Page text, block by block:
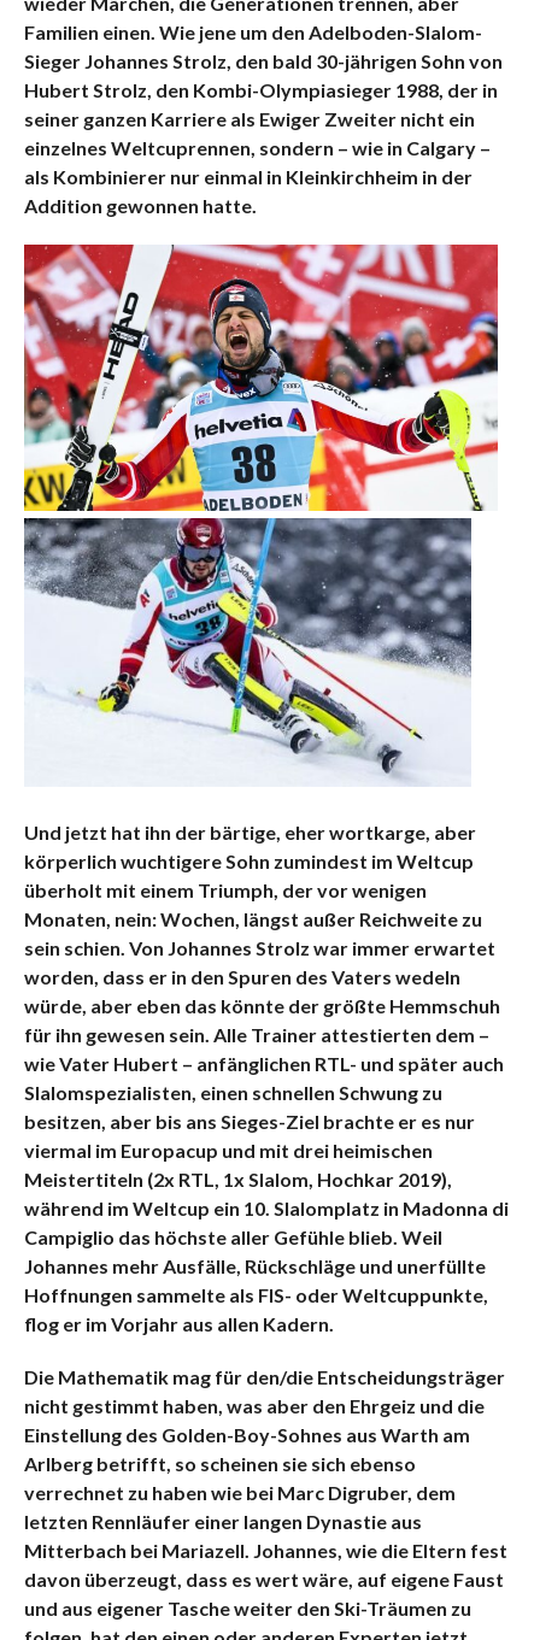
Familien einen. Wie jene um den Adelboden-Slalom-
Sieger Johannes Strolz, den bald 30-jährigen Sohn von
Hubert Strolz, den Kombi-Olympiasieger 1988, der in
seiner ganzen Karriere als Ewiger Zweiter nicht ein
einzelnes Weltcuprennen, sondern – wie in Calgary –
als Kombinierer nur einmal in Kleinkirchheim in der
Addition gewonnen hatte.
Und jetzt hat ihn der bärtige, eher wortkarge, aber
körperlich wuchtigere Sohn zumindest im Weltcup
überholt mit einem Triumph, der vor wenigen
Monaten, nein: Wochen, längst außer Reichweite zu
sein schien. Von Johannes Strolz war immer erwartet
worden, dass er in den Spuren des Vaters wedeln
würde, aber eben das könnte der größte Hemmschuh
für ihn gewesen sein. Alle Trainer attestierten dem –
wie Vater Hubert – anfänglichen RTL- und später auch
Slalomspezialisten, einen schnellen Schwung zu
besitzen, aber bis ans Sieges-Ziel brachte er es nur
viermal im Europacup und mit drei heimischen
Meistertiteln (2x RTL, 1x Slalom, Hochkar 2019),
während im Weltcup ein 10. Slalomplatz in Madonna di
Campiglio das höchste aller Gefühle blieb. Weil
Johannes mehr Ausfälle, Rückschläge und unerfüllte
Hoffnungen sammelte als FIS- oder Weltcuppunkte,
flog er im Vorjahr aus allen Kadern.
Die Mathematik mag für den/die Entscheidungsträger
nicht gestimmt haben, was aber den Ehrgeiz und die
Einstellung des Golden-Boy-Sohnes aus Warth am
Arlberg betrifft, so scheinen sie sich ebenso
verrechnet zu haben wie bei Marc Digruber, dem
letzten Rennläufer einer langen Dynastie aus
Mitterbach bei Mariazell. Johannes, wie die Eltern fest
davon überzeugt, dass es wert wäre, auf eigene Faust
und aus eigener Tasche weiter den Ski-Träumen zu